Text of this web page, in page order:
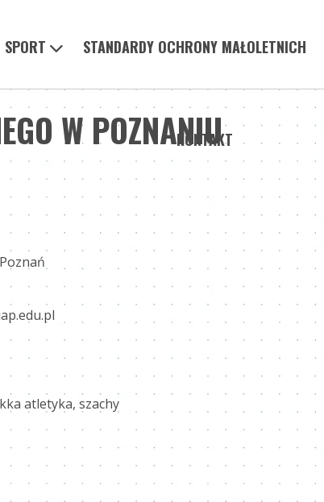
SPORT STANDARDY OCHRONY MAŁOLETNICH
KONTAKT
W POZNANIU
atletyka, szachy